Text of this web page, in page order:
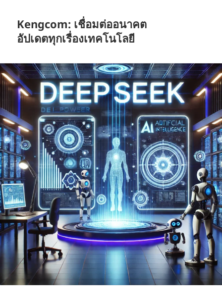
Kengcom: เชื่อมต่ออนาคต
อัปเดตทุกเรื่องเทคโนโลยี